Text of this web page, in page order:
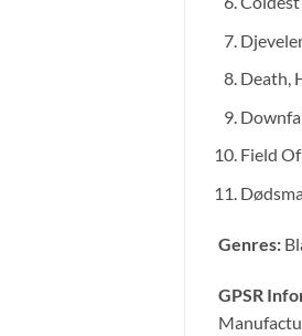
Death,
Field
Genres:
GPSR